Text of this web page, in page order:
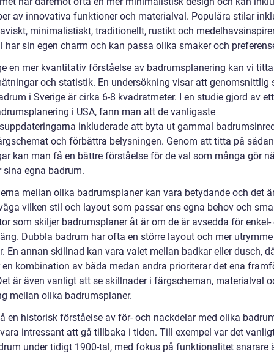
av innovativa funktioner och materialval. Populära stilar
minimalistiskt, traditionellt, rustikt och
har sin egen charm och kan passa olika smaker och
en mer kvantitativ förståelse av badrumsplanering kan vi
och statistik. En undersökning visar att genomsnittlig
i Sverige är cirka 6-8 kvadratmeter. I en studie gjord av
i USA, fann man att de vanligaste
inkluderade att byta ut gammal
och förbättra belysningen. Genom att titta på
kan man få en bättre förståelse för de val som många gör
sina egna badrum.
mellan olika badrumsplaner kan vara betydande och det
vilken stil och layout som passar ens egna behov och
som skiljer badrumsplaner åt är om de är avsedda för enkel-
Dubbla badrum har ofta en större layout och mer
En annan skillnad kan vara valet mellan badkar eller dusch,
en kombination av båda medan andra prioriterar det ena
är även vanligt att se skillnader i färgscheman, materialval
mellan olika badrumsplaner.
en historisk förståelse av för- och nackdelar med olika
intressant att gå tillbaka i tiden. Till exempel var det
under tidigt 1900-tal, med fokus på funktionalitet snarare